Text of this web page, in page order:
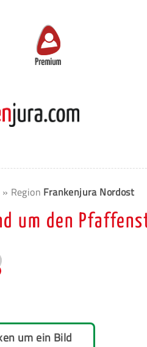
Premium
» Region Frankenjura Nordost
um den
um ein Bild